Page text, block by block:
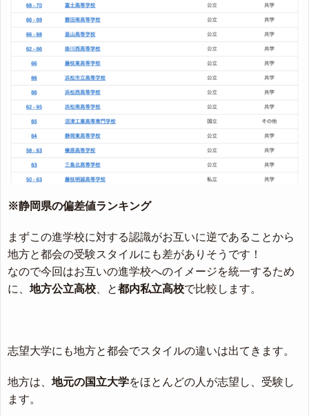
※静岡県の偏差値ランキング
まずこの進学校に対する認識がお互いに逆であることから
地方と都会の受験スタイルにも差がありそうです！
なので今回はお互いの進学校へのイメージを統一するため
に、 地方公立高校 、と都内私立高校で比較します。
志望大学にも地方と都会でスタイルの違いは出てきます。
地方は、 地元の国立大学をほとんどの人が志望し、受験し
ます。